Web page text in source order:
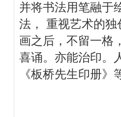
并将书法用笔融于
法， 重视艺术的
画之后，不留一格
喜诵。亦能治印。
《板桥先生印册》